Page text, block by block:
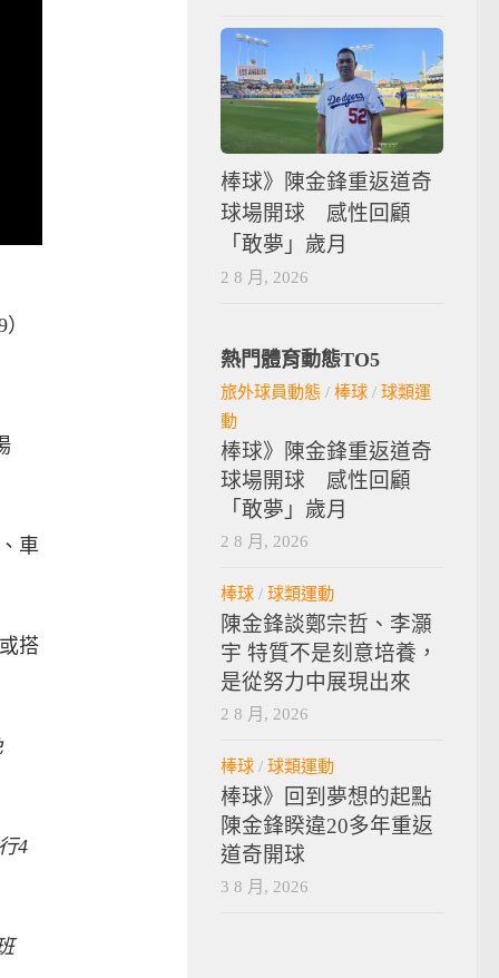
車
搭
4
棒球》陳金鋒重返道奇
球場開球 感性回顧
「敢夢」歲月
2 8 月, 2026
熱門體育動態TO5
旅外球員動態 / 棒球 / 球類運
動
棒球》陳金鋒重返道奇
球場開球 感性回顧
「敢夢」歲月
2 8 月, 2026
棒球 / 球類運動
陳金鋒談鄭宗哲、李灝
宇 特質不是刻意培養，
是從努力中展現出來
2 8 月, 2026
棒球 / 球類運動
棒球》回到夢想的起點
陳金鋒睽違20多年重返
道奇開球
3 8 月, 2026